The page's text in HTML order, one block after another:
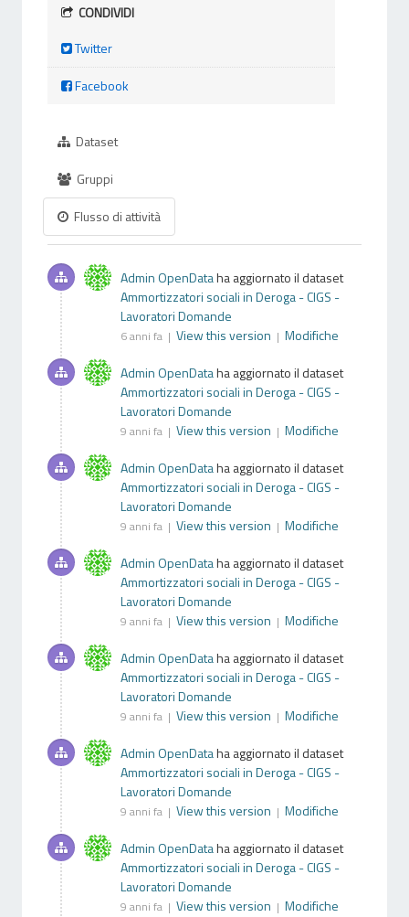
CONDIVIDI
Twitter
Facebook
Dataset
Gruppi
Flusso di attività
Admin OpenDataha aggiornato il dataset
Ammortizzatori sociali in Deroga - CIGS -
Lavoratori Domande
6 anni fa | View this version | Modifiche
Admin OpenDataha aggiornato il dataset
Ammortizzatori sociali in Deroga - CIGS -
Lavoratori Domande
9 anni fa | View this version | Modifiche
Admin OpenDataha aggiornato il dataset
Ammortizzatori sociali in Deroga - CIGS -
Lavoratori Domande
9 anni fa | View this version | Modifiche
Admin OpenDataha aggiornato il dataset
Ammortizzatori sociali in Deroga - CIGS -
Lavoratori Domande
9 anni fa | View this version | Modifiche
Admin OpenDataha aggiornato il dataset
Ammortizzatori sociali in Deroga - CIGS -
Lavoratori Domande
9 anni fa | View this version | Modifiche
Admin OpenDataha aggiornato il dataset
Ammortizzatori sociali in Deroga - CIGS -
Lavoratori Domande
9 anni fa | View this version | Modifiche
Admin OpenDataha aggiornato il dataset
Ammortizzatori sociali in Deroga - CIGS -
Lavoratori Domande
9 anni fa | View this version | Modifiche